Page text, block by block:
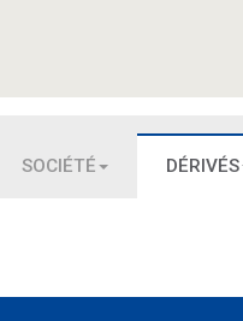
SOCIÉTÉ DÉRIVÉS